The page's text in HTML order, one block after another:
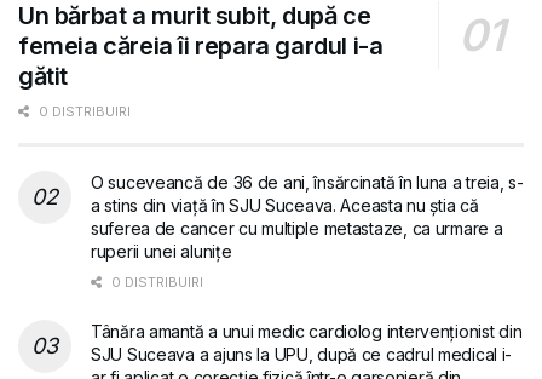
Un bărbat a murit subit, după ce
femeia căreia îi repara gardul i-a
gătit
0 DISTRIBUIRI
O suceveancă de 36 de ani, însărcinată în luna a treia, s-
a stins din viață în SJU Suceava. Aceasta nu știa că
suferea de cancer cu multiple metastaze, ca urmare a
ruperii unei alunițe
0 DISTRIBUIRI
Tânăra amantă a unui medic cardiolog intervenționist din
SJU Suceava a ajuns la UPU, după ce cadrul medical i-